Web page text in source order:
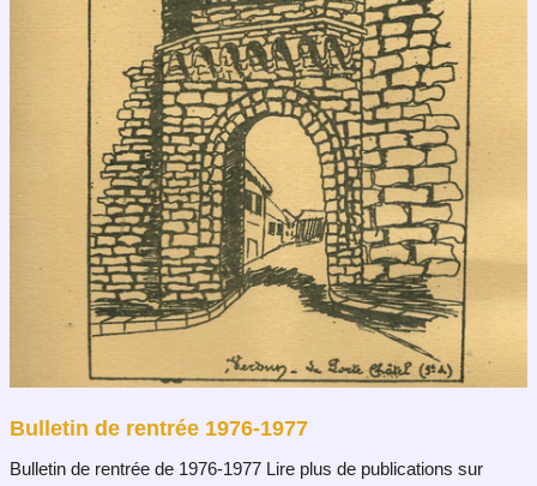
Bulletin de rentrée 1976-1977
Bulletin de rentrée de 1976-1977 Lire plus de publications sur